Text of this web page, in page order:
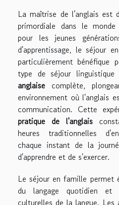
La maîtrise de l'anglais est
primordiale dans le
pour les jeunes
d'apprentissage, le séjour
particulièrement bénéfique
type de séjour linguistique
anglaise complète,
environnement où l'anglais
communication. Cette
pratique de l'anglais
heures traditionnelles
chaque instant de la
d'apprendre et de s'exercer.
Le séjour en famille permet
du langage quotidien et
culturelles de la langue. Les